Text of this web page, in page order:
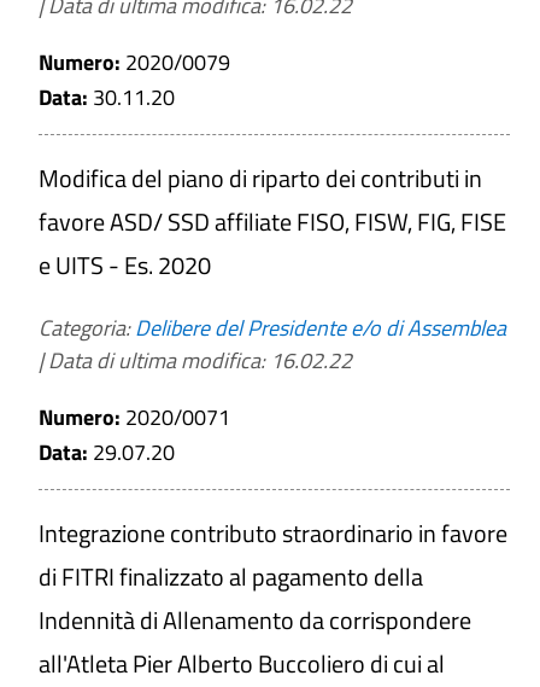
Numero: 2020/0079
Data: 30.11.20
Modifica del piano di riparto dei contributi in
favore ASD/ SSD affiliate FISO, FISW, FIG, FISE
e UITS - Es. 2020
Categoria:Delibere del Presidente e/o di Assemblea
|Data di ultima modifica: 16.02.22
Numero: 2020/0071
Data: 29.07.20
Integrazione contributo straordinario in favore
di FITRI finalizzato al pagamento della
Indennità di Allenamento da corrispondere
all'Atleta Pier Alberto Buccoliero di cui al